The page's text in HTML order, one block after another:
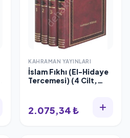
KAHRAMAN YAYINLARI
İslam Fıkhı (El-Hidaye
Tercemesi) (4 Cilt,
2.075,34 ₺